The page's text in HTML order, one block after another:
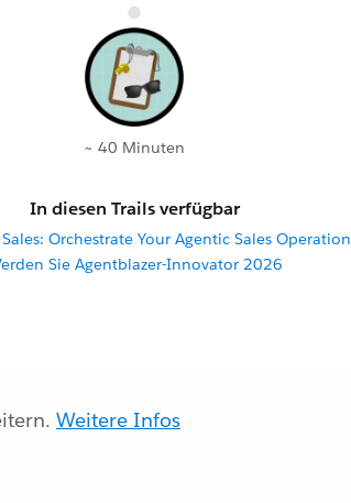
~ 40 Minuten
In diesen Trails verfügbar
Orchestrate Your Agentic Sales Operation
Sie Agentblazer-Innovator 2026
Weitere Infos